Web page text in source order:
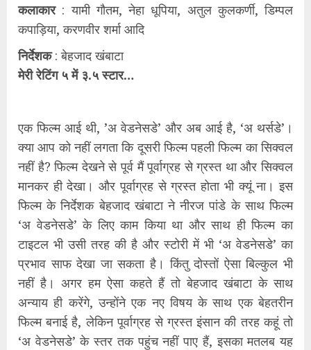
कलाकार: यामी गौतम, नेहा धूपिया, अतुल कुलकर्णी, डिम्पल
कपाड़िया, करणवीर शर्मा आदि
निर्देशक: बेहजाद खंबाटा
मेरी रेटिंग ५ में ३.५ स्टार…
एक फिल्म आई थी, ’अ वेडनेसडे’ और अब आई है, ‘अ थर्सडे’।
क्या आप को नहीं लगता कि दूसरी फिल्म पहली फिल्म का सिक्वल
नहीं है? फिल्म देखने से पूर्व मैं पूर्वाग्रह से ग्रस्त था और सिक्वल
मानकर ही देखा। और पूर्वाग्रह से ग्रस्त होता भी क्यूं ना। इस
फिल्म के निर्देशक बेहजाद खंबाटा ने नीरज पांडे के साथ फिल्म
‘अ वेडनेसडे’ के लिए काम किया था और साथ ही फिल्म का
टाइटल भी उसी तरह की है और स्टोरी में भी ‘अ वेडनेसडे’ का
प्रभाव साफ देखा जा सकता है। किंतु दोस्तों ऐसा बिल्कुल भी
नहीं है। अगर हम ऐसा कहते हैं तो बेहजाद खंबाटा के साथ
अन्याय ही करेंगे, उन्होंने एक नए विषय के साथ एक बेहतरीन
फिल्म बनाई है, लेकिन पूर्वाग्रह से ग्रस्त इंसान की तरह कहूं तो
‘अ वेडनेसडे’ के स्तर तक पहुंच नहीं पाए हैं, इसका मतलब यह